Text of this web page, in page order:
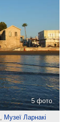
5 фото
Музеї Ларнакі